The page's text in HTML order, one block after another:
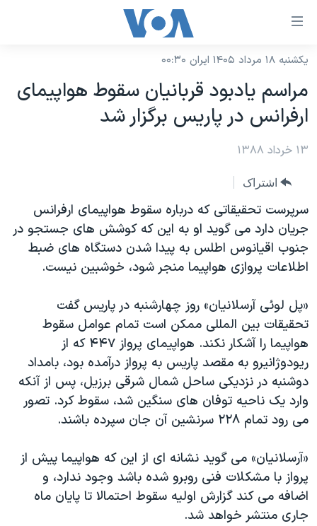
لینکهای
دسترسی
جهش
به
محتوای
اصلی
اصلی
جهش
به
جستجو
نسخه سبک وب‌سایت
موضوع ها
ایران
آمریکا
ورزشی
گزیده‌ها
ویدیوها
فرهنگ و زندگی
حقوق شهروندی
اقتصادی
علم و فناوری
اسرائیل در جنگ
گالری عکس
آرشیو پخش زنده
برنامه های تلویزیونی
جدول برنامه ها
صفحه‌های ویژه
جام جهانی ۲۰۲۶
عملیات خشم حماسی
بایگانی برنامه‌های تلویزیونی
مستندها
انتخابات ریاست جمهوری آمریکا ۲۰۲۴
حمله جمهوری اسلامی به اسرائیل
رمز مهسا
ورزش زنان در ایران
اعتراضات زن، زندگی، آزادی
مجموعه مستندهای دادخواهی
تریبونال مردمی آبان ۹۸
فرکانس‌های صدای آمریکا
پخش رادیویی
دنبال کنید
زبانهای مختلف
یکشنبه ۱۸ مرداد ۱۴۰۵ ایران ۰۰:۳۰
مراسم یادبود قربانیان سقوط هواپیمای
ارفرانس در پاریس برگزار شد
۱۳ خرداد ۱۳۸۸
اشتراک
سرپرست تحقیقاتی که درباره سقوط هواپیمای ارفرانس
جریان دارد می گوید او به این که کوشش های جستجو در
جنوب اقیانوس اطلس به پیدا شدن دستگاه های ضبط
اطلاعات پروازی هواپیما منجر شود، خوشبین نیست.
«پل لوئی آرسلانیان» روز چهارشنبه در پاریس گفت
تحقیقات بین المللی ممکن است تمام عوامل سقوط
هواپیما را آشکار نکند. هواپیمای پرواز ۴۴۷ که از
ریودوژانیرو به مقصد پاریس به پرواز درآمده بود، بامداد
دوشنبه در نزدیکی ساحل شمال شرقی برزیل، پس از آنکه
وارد یک ناحیه توفان های سنگین شد، سقوط کرد. تصور
می رود تمام ۲۲۸ سرنشین آن جان سپرده باشند.
«آرسلانیان» می گوید نشانه ای از این که هواپیما پیش از
پرواز با مشکلات فنی روبرو شده باشد وجود ندارد، و
اضافه می کند گزارش اولیه سقوط احتمالا تا پایان ماه
جاری منتشر خواهد شد.